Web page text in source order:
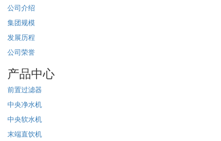
公司介绍
集团规模
发展历程
公司荣誉
产品中心
前置过滤器
中央净水机
中央软水机
末端直饮机